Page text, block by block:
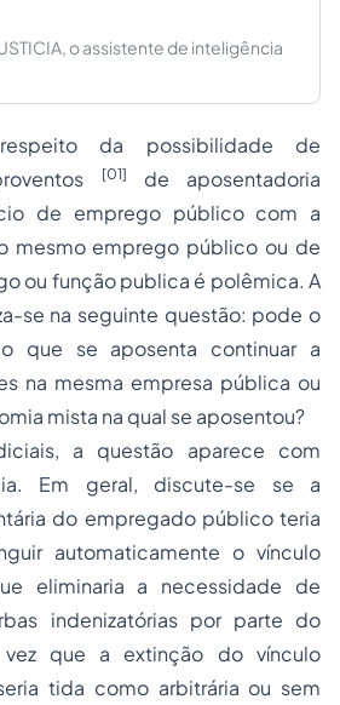
o assistente de inteligência
da possibilidade de
[01] de aposentadoria
de emprego público com a
mesmo emprego público ou de
ou função publica é polêmica. A
se na seguinte questão: pode o
que se aposenta continuar a
na mesma empresa pública ou
mista na qual se aposentou?
a questão aparece com
Em geral, discute-se se a
do empregado público teria
automaticamente o vínculo
eliminaria a necessidade de
indenizatórias por parte do
vez que a extinção do vínculo
tida como arbitrária ou sem